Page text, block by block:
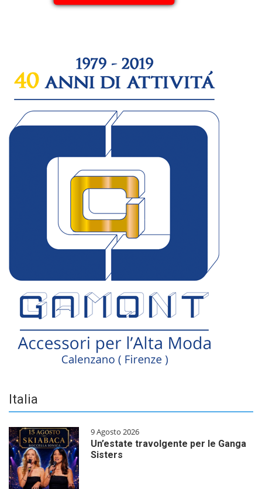
Italia
9 Agosto 2026
Un’estate travolgente per le Ganga
Sisters